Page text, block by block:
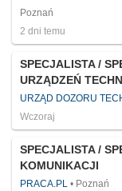
Poznań
2 dni temu
SPECJALISTA /
URZĄDZEŃ
URZĄD DOZORU
Wczoraj
SPECJALISTA /
KOMUNIKACJI
PRACA.PL
Poznań